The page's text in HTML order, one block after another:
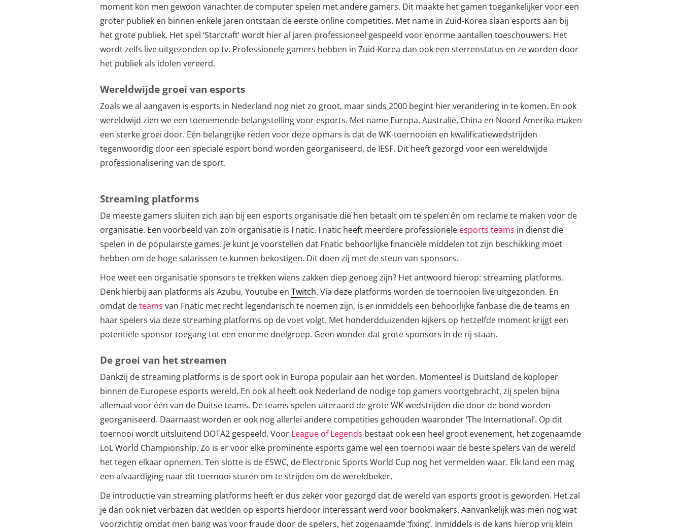
moment kon men gewoon vanachter de computer spelen met andere gamers. Dit maakte het gamen toegankelijker voor een
groter publiek en binnen enkele jaren ontstaan de eerste online competities. Met name in Zuid-Korea slaan esports aan bij
het grote publiek. Het spel ‘Starcraft’ wordt hier al jaren professioneel gespeeld voor enorme aantallen toeschouwers. Het
wordt zelfs live uitgezonden op tv. Professionele gamers hebben in Zuid-Korea dan ook een sterrenstatus en ze worden door
het publiek als idolen vereerd.
Wereldwijde groei van esports
Zoals we al aangaven is esports in Nederland nog niet zo groot, maar sinds 2000 begint hier verandering in te komen. En ook
wereldwijd zien we een toenemende belangstelling voor esports. Met name Europa, Australië, China en Noord Amerika maken
een sterke groei door. Eén belangrijke reden voor deze opmars is dat de WK-toernooien en kwalificatiewedstrijden
tegenwoordig door een speciale esport bond worden georganiseerd, de IESF. Dit heeft gezorgd voor een wereldwijde
professionalisering van de sport.
Streaming platforms
De meeste gamers sluiten zich aan bij een esports organisatie die hen betaalt om te spelen én om reclame te maken voor de
organisatie. Een voorbeeld van zo’n organisatie is Fnatic. Fnatic heeft meerdere professionele esports teams in dienst die
spelen in de populairste games. Je kunt je voorstellen dat Fnatic behoorlijke financiële middelen tot zijn beschikking moet
hebben om de hoge salarissen te kunnen bekostigen. Dit doen zij met de steun van sponsors.
Hoe weet een organisatie sponsors te trekken wiens zakken diep genoeg zijn? Het antwoord hierop: streaming platforms.
Denk hierbij aan platforms als Azubu, Youtube en Twitch. Via deze platforms worden de toernooien live uitgezonden. En
omdat deteams van Fnatic met recht legendarisch te noemen zijn, is er inmiddels een behoorlijke fanbase die de teams en
haar spelers via deze streaming platforms op de voet volgt. Met honderdduizenden kijkers op hetzelfde moment krijgt een
potentiële sponsor toegang tot een enorme doelgroep. Geen wonder dat grote sponsors in de rij staan.
De groei van het streamen
Dankzij de streaming platforms is de sport ook in Europa populair aan het worden. Momenteel is Duitsland de koploper
binnen de Europese esports wereld. En ook al heeft ook Nederland de nodige top gamers voortgebracht, zij spelen bijna
allemaal voor één van de Duitse teams. De teams spelen uiteraard de grote WK wedstrijden die door de bond worden
georganiseerd. Daarnaast worden er ook nog allerlei andere competities gehouden waaronder ‘The International’. Op dit
toernooi wordt uitsluitend DOTA2 gespeeld. Voor League of Legends bestaat ook een heel groot evenement, het zogenaamde
LoL World Championship. Zo is er voor elke prominente esports game wel een toernooi waar de beste spelers van de wereld
het tegen elkaar opnemen. Ten slotte is de ESWC, de Electronic Sports World Cup nog het vermelden waar. Elk land een mag
een afvaardiging naar dit toernooi sturen om te strijden om de wereldbeker.
De introductie van streaming platforms heeft er dus zeker voor gezorgd dat de wereld van esports groot is geworden. Het zal
je dan ook niet verbazen dat wedden op esports hierdoor interessant werd voor bookmakers. Aanvankelijk was men nog wat
voorzichtig omdat men bang was voor fraude door de spelers, het zogenaamde ‘fixing’. Inmiddels is de kans hierop vrij klein